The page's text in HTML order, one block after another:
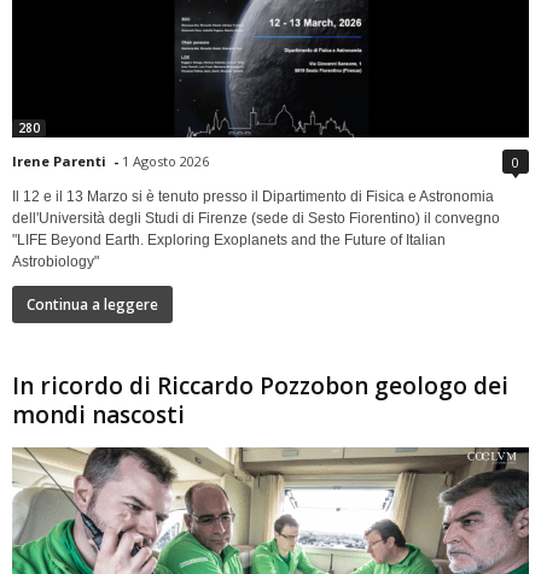
280
Irene Parenti - 1 Agosto 2026 0
Il 12 e il 13 Marzo si è tenuto presso il Dipartimento di Fisica e Astronomia
dell'Università degli Studi di Firenze (sede di Sesto Fiorentino) il convegno
"LIFE Beyond Earth. Exploring Exoplanets and the Future of Italian
Astrobiology"
Continua a leggere
In ricordo di Riccardo Pozzobon geologo dei
mondi nascosti